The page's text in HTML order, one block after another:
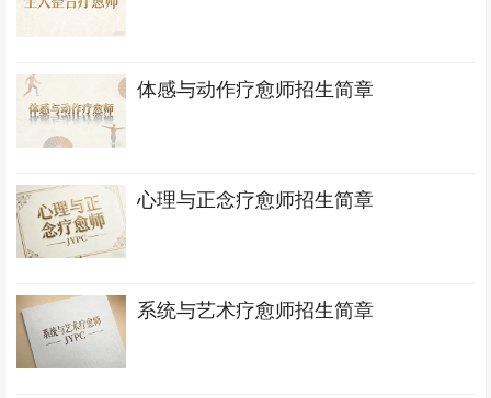
体感与动作疗愈师招生简章
心理与正念疗愈师招生简章
系统与艺术疗愈师招生简章